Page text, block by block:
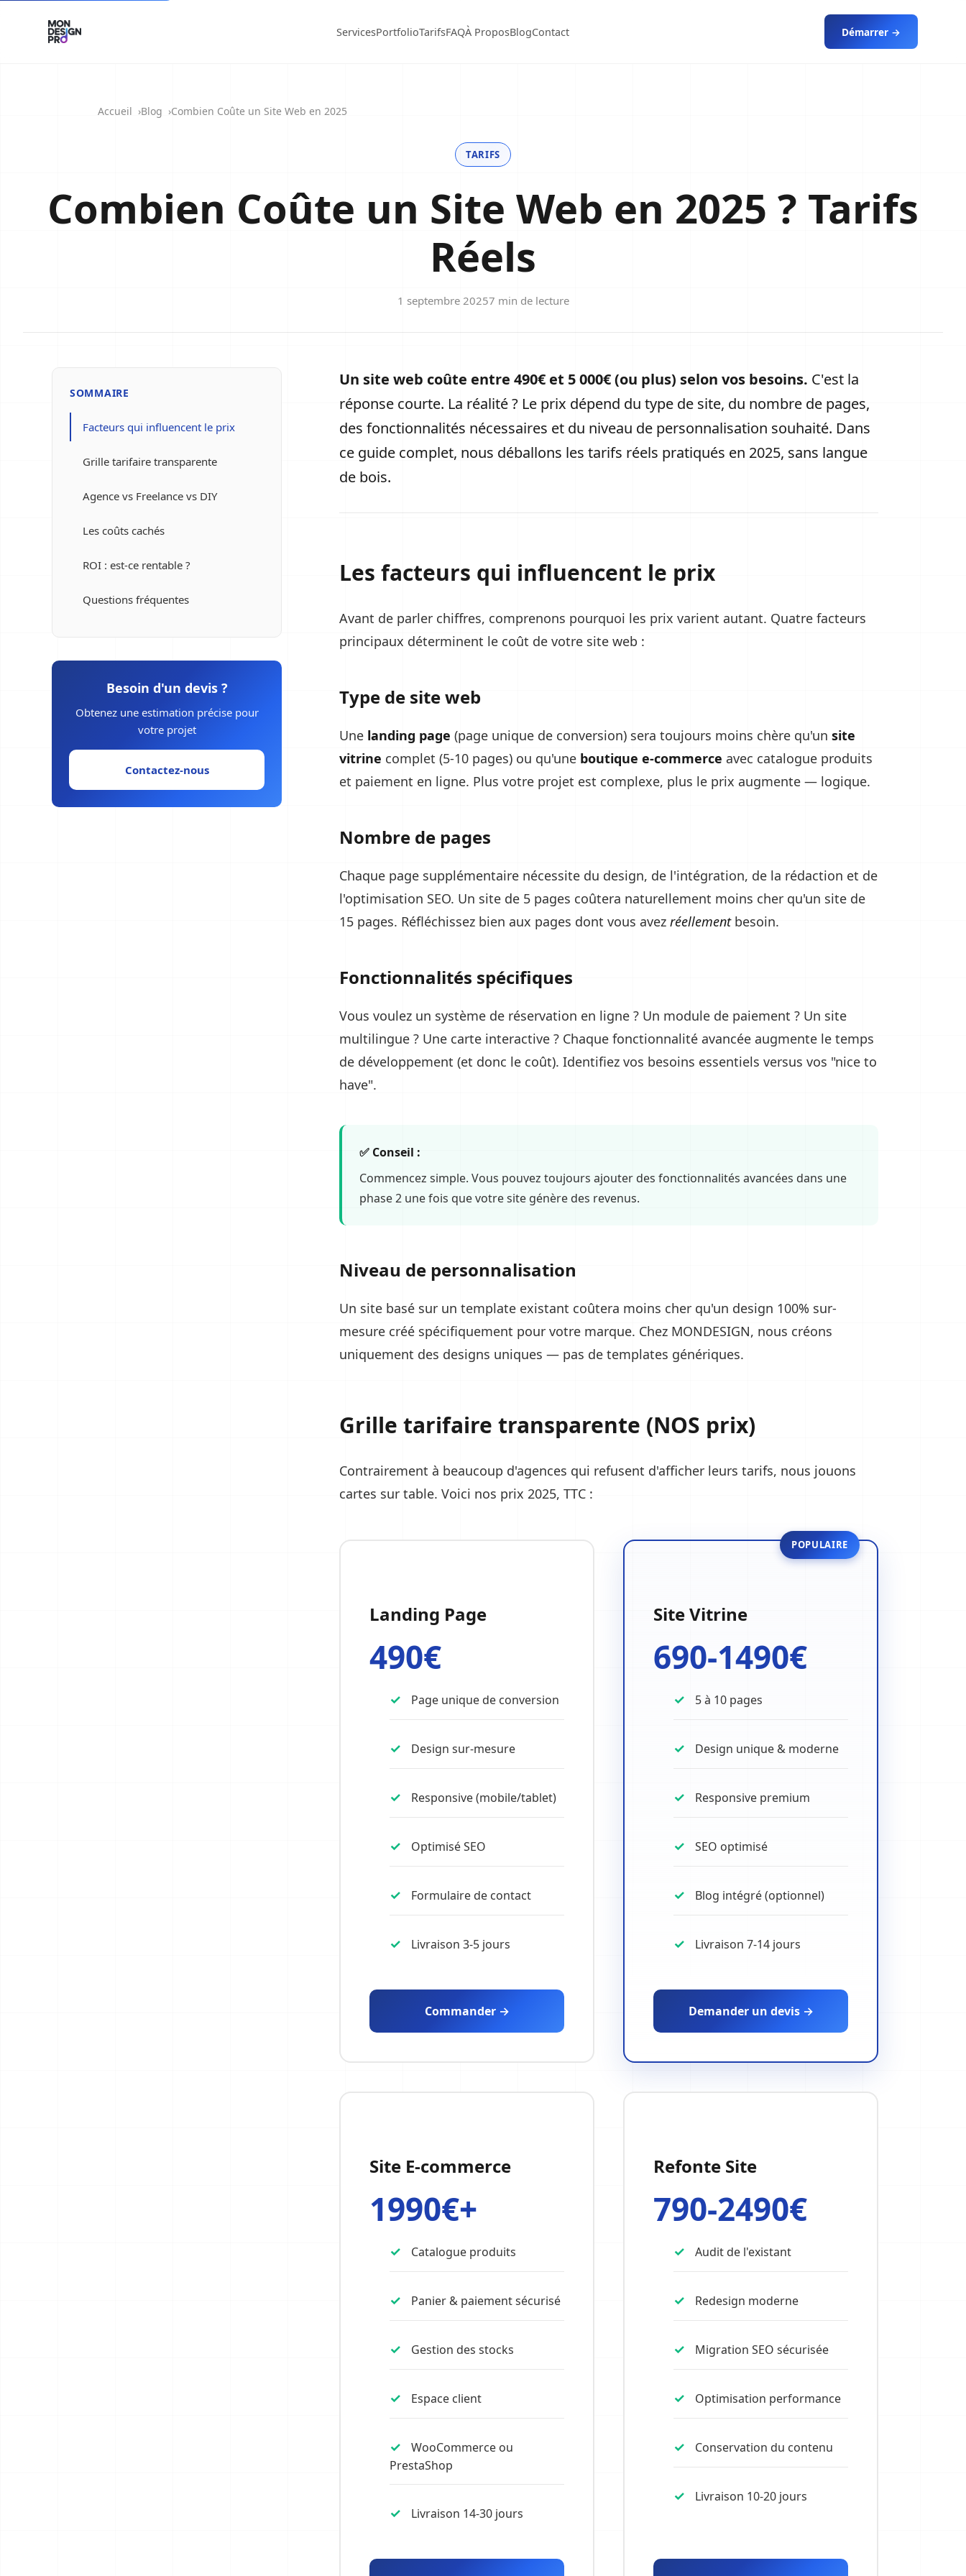
ServicesPortfolioTarifsFAQÀ ProposBlogContact Démarrer →
Accueil Blog Combien Coûte un Site Web en 2025
TARIFS
Combien Coûte un Site Web en 2025 ? Tarifs
Réels
1 septembre 20257 min de lecture
SOMMAIRE
Facteurs qui influencent le prix
Grille tarifaire transparente
Agence vs Freelance vs DIY
Les coûts cachés
ROI : est-ce rentable ?
Questions fréquentes
Besoin d'un devis ?
Obtenez une estimation précise pour
votre projet
Contactez-nous
Un site web coûte entre 490€ et 5 000€ (ou plus) selon vos besoins. C'est la
réponse courte. La réalité ? Le prix dépend du type de site, du nombre de pages,
des fonctionnalités nécessaires et du niveau de personnalisation souhaité. Dans
ce guide complet, nous déballons les tarifs réels pratiqués en 2025, sans langue
de bois.
Les facteurs qui influencent le prix
Avant de parler chiffres, comprenons pourquoi les prix varient autant. Quatre facteurs
principaux déterminent le coût de votre site web :
Type de site web
Une landing page (page unique de conversion) sera toujours moins chère qu'un site
vitrine complet (5-10 pages) ou qu'une boutique e-commerce avec catalogue produits
et paiement en ligne. Plus votre projet est complexe, plus le prix augmente — logique.
Nombre de pages
Chaque page supplémentaire nécessite du design, de l'intégration, de la rédaction et de
l'optimisation SEO. Un site de 5 pages coûtera naturellement moins cher qu'un site de
15 pages. Réfléchissez bien aux pages dont vous avez réellementbesoin.
Fonctionnalités spécifiques
Vous voulez un système de réservation en ligne ? Un module de paiement ? Un site
multilingue ? Une carte interactive ? Chaque fonctionnalité avancée augmente le temps
de développement (et donc le coût). Identifiez vos besoins essentiels versus vos "nice to
have".
✅ Conseil :
Commencez simple. Vous pouvez toujours ajouter des fonctionnalités avancées dans une
phase 2 une fois que votre site génère des revenus.
Niveau de personnalisation
Un site basé sur un template existant coûtera moins cher qu'un design 100% sur-
mesure créé spécifiquement pour votre marque. Chez MONDESIGN, nous créons
uniquement des designs uniques — pas de templates génériques.
Grille tarifaire transparente (NOS prix)
Contrairement à beaucoup d'agences qui refusent d'afficher leurs tarifs, nous jouons
cartes sur table. Voici nos prix 2025, TTC :
Landing Page
490€
Page unique de conversion
Design sur-mesure
Responsive (mobile/tablet)
Optimisé SEO
Formulaire de contact
Livraison 3-5 jours
Commander →
POPULAIRE
Site Vitrine
690-1490€
5 à 10 pages
Design unique & moderne
Responsive premium
SEO optimisé
Blog intégré (optionnel)
Livraison 7-14 jours
Demander un devis →
Site E-commerce
1990€+
Catalogue produits
Panier & paiement sécurisé
Gestion des stocks
Espace client
WooCommerce ou
PrestaShop
Livraison 14-30 jours
Refonte Site
790-2490€
Audit de l'existant
Redesign moderne
Migration SEO sécurisée
Optimisation performance
Conservation du contenu
Livraison 10-20 jours